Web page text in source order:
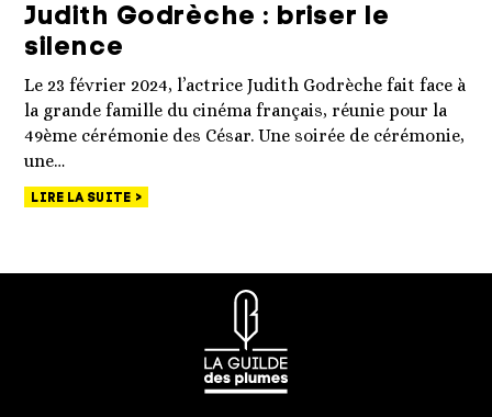
Judith Godrèche : briser le
silence
Le 23 février 2024, l’actrice Judith Godrèche fait face à
la grande famille du cinéma français, réunie pour la
49ème cérémonie des César. Une soirée de cérémonie,
une…
LIRE LA SUITE